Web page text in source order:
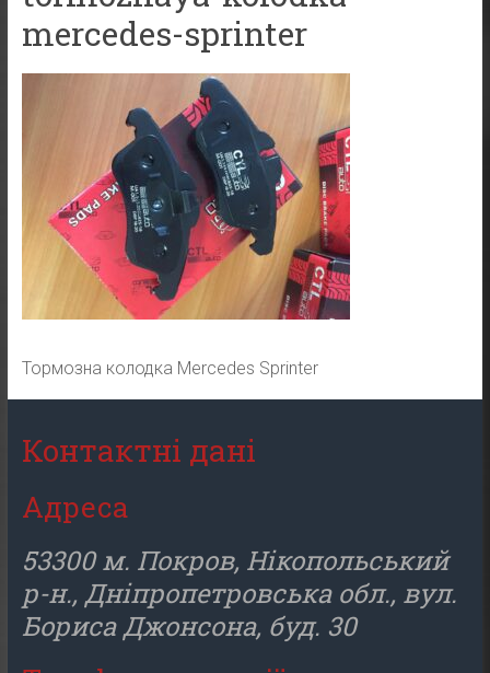
mercedes-sprinter
Тормозна колодка Mercedes Sprinter
Контактні дані
Адреса
53300 м. Покров, Нікопольський
р-н., Дніпропетровська обл., вул.
Бориса Джонсона, буд. 30